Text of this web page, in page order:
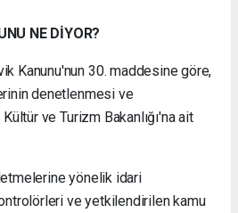
NE DİYOR?
Kanunu'nun 30. maddesine göre,
denetlenmesi ve
Kültür ve Turizm Bakanlığı'na ait
yönelik idari
ve yetkilendirilen kamu